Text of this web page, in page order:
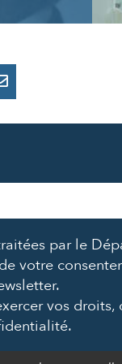
PARTAGER
par le
votre
vos droits,
.